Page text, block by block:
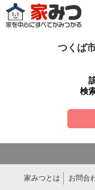
つくば
検
家みつとは お問合